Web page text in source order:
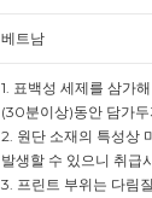
베트남
1. 표백성 세제를 삼가
(30분이상)동안 담가
2. 원단 소재의 특성상
발생할 수 있으니 취급
3. 프린트 부위는 다림